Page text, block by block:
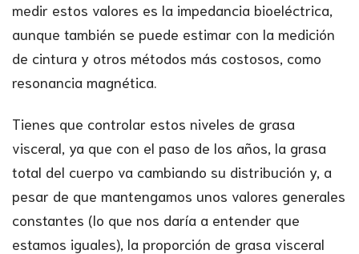
medir estos valores es la impedancia bioeléctrica,
aunque también se puede estimar con la medición
de cintura y otros métodos más costosos, como
resonancia magnética.
Tienes que controlar estos niveles de grasa
visceral, ya que con el paso de los años, la grasa
total del cuerpo va cambiando su distribución y, a
pesar de que mantengamos unos valores generales
constantes (lo que nos daría a entender que
estamos iguales), la proporción de grasa visceral